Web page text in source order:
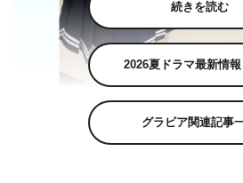
土屋太鳳公式Instagram（
続きを読む
2026夏ドラマ最新情
グラビア関連記事